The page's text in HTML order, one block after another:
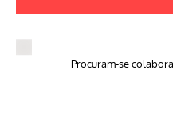
Procuram-se